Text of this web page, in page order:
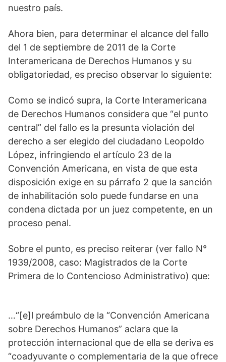
nuestro país.
Ahora bien, para determinar el alcance del fallo
del 1 de septiembre de 2011 de la Corte
Interamericana de Derechos Humanos y su
obligatoriedad, es preciso observar lo siguiente:
Como se indicó supra, la Corte Interamericana
de Derechos Humanos considera que “el punto
central” del fallo es la presunta violación del
derecho a ser elegido del ciudadano Leopoldo
López, infringiendo el artículo 23 de la
Convención Americana, en vista de que esta
disposición exige en su párrafo 2 que la sanción
de inhabilitación solo puede fundarse en una
condena dictada por un juez competente, en un
proceso penal.
Sobre el punto, es preciso reiterar (ver fallo N°
1939/2008, caso: Magistrados de la Corte
Primera de lo Contencioso Administrativo) que:
…“[e]l preámbulo de la “Convención Americana
sobre Derechos Humanos” aclara que la
protección internacional que de ella se deriva es
“coadyuvante o complementaria de la que ofrece